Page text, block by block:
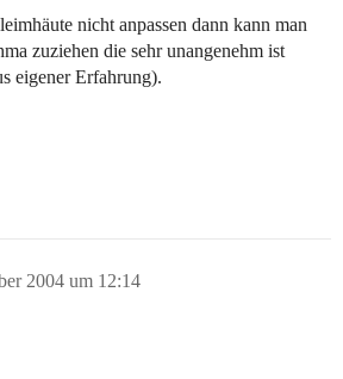
nicht anpassen dann kann man
zuziehen die sehr unangenehm ist
eigener Erfahrung).
2004 um 12:14